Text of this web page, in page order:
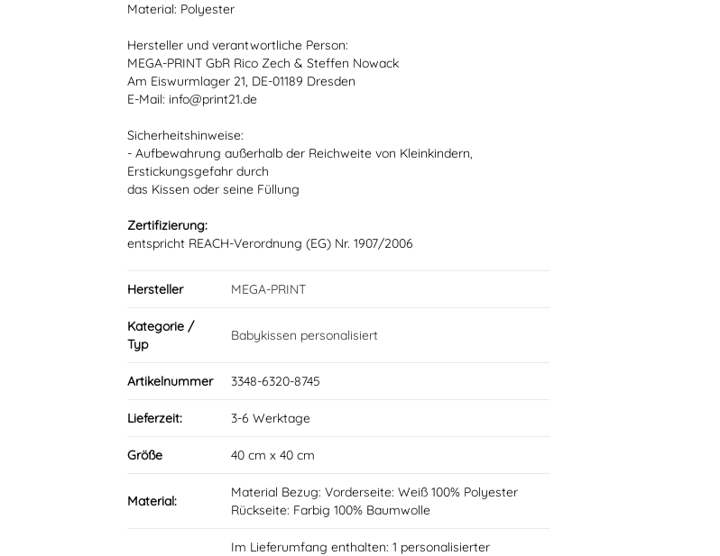
Material: Polyester
Hersteller und verantwortliche Person:
MEGA-PRINT GbR Rico Zech & Steffen Nowack
Am Eiswurmlager 21, DE-01189 Dresden
E-Mail: info@print21.de
Sicherheitshinweise:
- Aufbewahrung außerhalb der Reichweite von Kleinkindern,
Erstickungsgefahr durch
das Kissen oder seine Füllung
Zertifizierung:
entspricht REACH-Verordnung (EG) Nr. 1907/2006
Hersteller MEGA-PRINT
Kategorie /
Typ
Babykissen personalisiert
Artikelnummer 3348-6320-8745
Lieferzeit: 3-6 Werktage
Größe 40 cm x 40 cm
Material:
Material Bezug: Vorderseite: Weiß 100% Polyester
Rückseite: Farbig 100% Baumwolle
Im Lieferumfang enthalten: 1 personalisierter